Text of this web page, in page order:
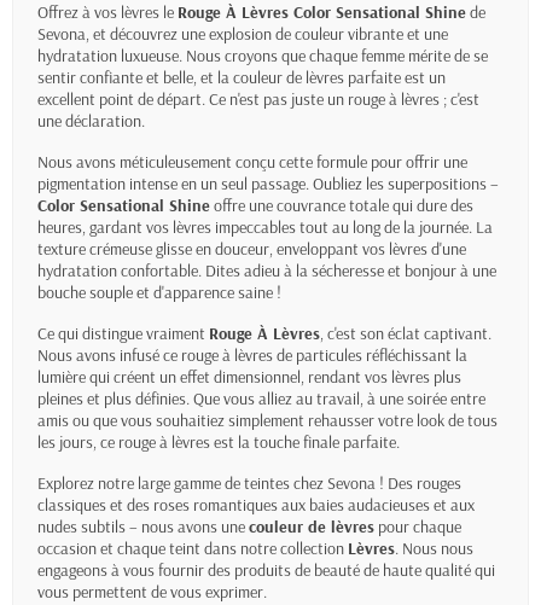
Offrez à vos lèvres le Rouge À Lèvres Color Sensational Shinede
Sevona, et découvrez une explosion de couleur vibrante et une
hydratation luxueuse. Nous croyons que chaque femme mérite de se
sentir confiante et belle, et la couleur de lèvres parfaite est un
excellent point de départ. Ce n'est pas juste un rouge à lèvres ; c'est
une déclaration.
Nous avons méticuleusement conçu cette formule pour offrir une
pigmentation intense en un seul passage. Oubliez les superpositions –
Color Sensational Shineoffre une couvrance totale qui dure des
heures, gardant vos lèvres impeccables tout au long de la journée. La
texture crémeuse glisse en douceur, enveloppant vos lèvres d'une
hydratation confortable. Dites adieu à la sécheresse et bonjour à une
bouche souple et d'apparence saine !
Ce qui distingue vraiment Rouge À Lèvres, c'est son éclat captivant.
Nous avons infusé ce rouge à lèvres de particules réfléchissant la
lumière qui créent un effet dimensionnel, rendant vos lèvres plus
pleines et plus définies. Que vous alliez au travail, à une soirée entre
amis ou que vous souhaitiez simplement rehausser votre look de tous
les jours, ce rouge à lèvres est la touche finale parfaite.
Explorez notre large gamme de teintes chez Sevona ! Des rouges
classiques et des roses romantiques aux baies audacieuses et aux
nudes subtils – nous avons unecouleur de lèvres pour chaque
occasion et chaque teint dans notre collection Lèvres. Nous nous
engageons à vous fournir des produits de beauté de haute qualité qui
vous permettent de vous exprimer.